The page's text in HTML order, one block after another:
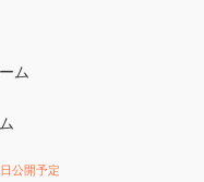
ム
公開予定